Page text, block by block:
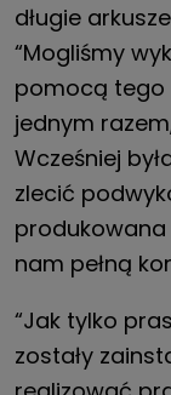
długie
“Mogliśmy
pomocą tego
jednym
Wcześniej
zlecić
produkowana
nam pełną
“Jak tylko
zostały